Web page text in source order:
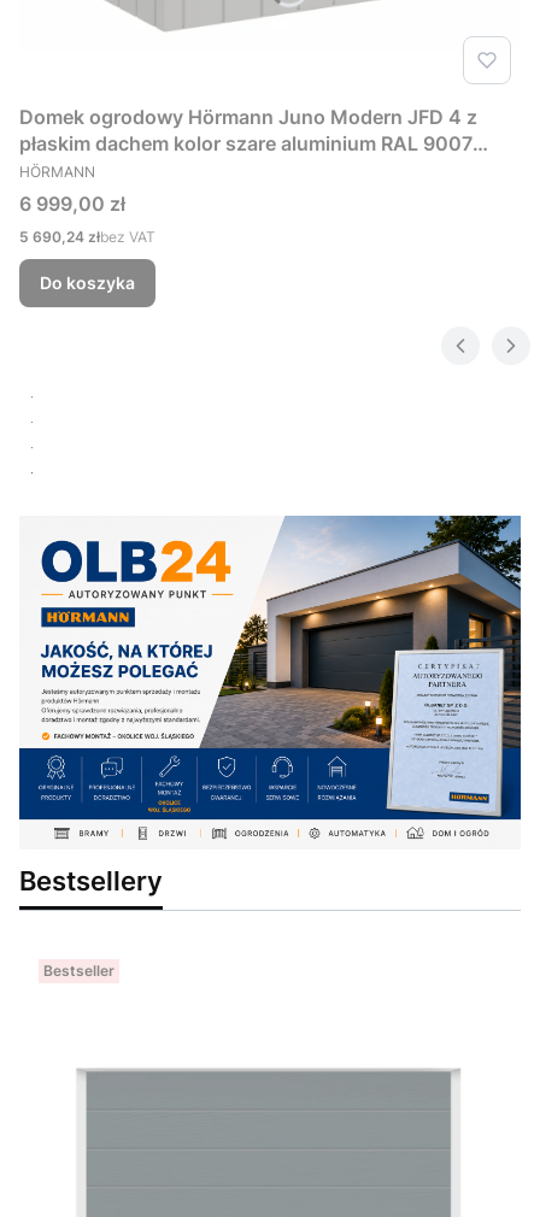
Domek ogrodowy Hörmann Juno Modern JFD 4 z
płaskim dachem kolor szare aluminium RAL 9007
229x181 cm
PRODUCENT
HÖRMANN
Cena
6 999,00 zł
Cena
5 690,24 złbez VAT
Do koszyka
Bestsellery
Bestseller